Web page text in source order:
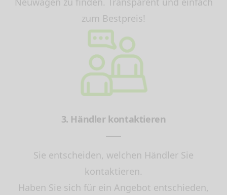
zum Bestpreis!
3. Händler kontaktieren
Sie entscheiden, welchen Händler Sie
kontaktieren.
Haben Sie sich für ein Angebot entschieden,